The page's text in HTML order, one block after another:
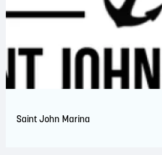
Saint John Marina